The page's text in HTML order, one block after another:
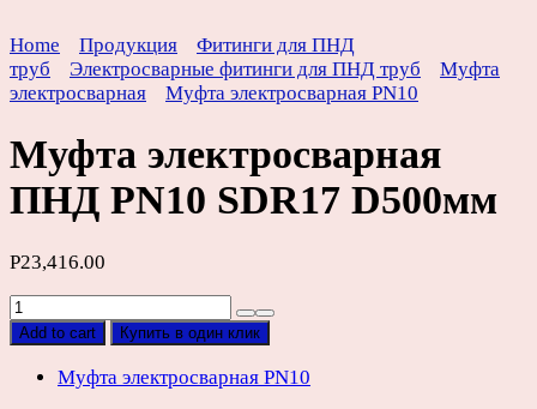
Home Продукция
Фитинги для ПНД
труб
Электросварные фитинги для ПНД труб
Муфта
электросварная
Муфта электросварная PN10
Муфта электросварная
ПНД PN10 SDR17 D500мм
Р23,416.00
Муфта
электросварная
PN10
Add to cart Купить в один клик
Муфта электросварная PN10